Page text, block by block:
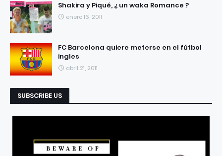
Shakira y Piqué, ¿ un waka Romance ?
enero 16, 2011
FC Barcelona quiere meterse en el fútbol
ingles
abril 21, 2011
SUBSCRIBE US